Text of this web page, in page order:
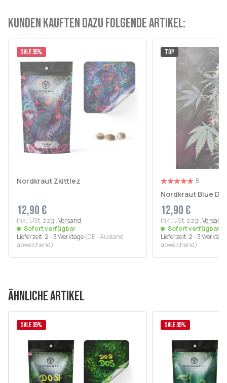
KUNDEN KAUFTEN DAZU FOLGENDE ARTIKEL:
SALE 35%
Nordkraut Zkittlez
12,90 €
inkl. USt. zzgl.Versand
Sofort verfügbar
Lieferzeit: 2 - 3 Werktage(DE - Ausland
abweichend)
TOP
5
Nordkraut Blue
12,90 €
inkl. USt. zzgl.Versand
Sofort verfügbar
Lieferzeit: 2 - 3
abweichend)
ÄHNLICHE ARTIKEL
SALE 35% SALE 35%